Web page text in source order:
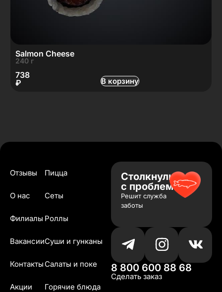
Salmon Cheese
240 г
738
₽
В корзину
Отзывы
О нас
Филиалы
Вакансии
Контакты
Акции
Пицца
Сеты
Роллы
Суши и гунканы
Салаты и поке
Горячие блюда
Столкнулись
с проблемой?
Решит служба
заботы
8 800 600 88 68
Сделать заказ